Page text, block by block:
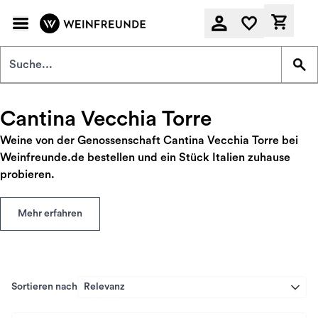
Cantina Vecchia Torre
Weine von der Genossenschaft Cantina Vecchia Torre bei
Weinfreunde.de bestellen und ein Stück Italien zuhause
probieren.
Mehr erfahren
Sortieren nach Relevanz